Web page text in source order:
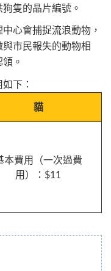
隻的晶片編號。
心會捕捉流浪動物，
市民報失的動物相
。
下：
貓
本費用（一次過費
用）：$11